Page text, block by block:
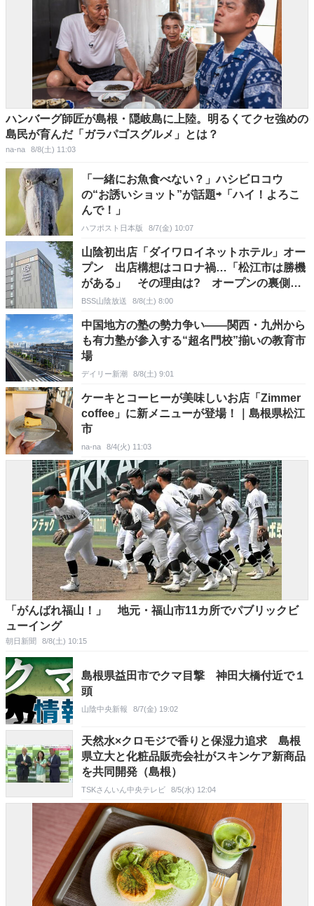
ハンバーグ師匠が島根・隠岐島に上陸。明るくてクセ強めの
島民が育んだ「ガラパゴスグルメ」とは？
na-na 8/8(土) 11:03
「一緒にお魚食べない？」ハシビロコウ
の“お誘いショット”が話題⇨「ハイ！よろこ
んで！」
ハフポスト日本版 8/7(金) 10:07
山陰初出店「ダイワロイネットホテル」オー
プン 出店構想はコロナ禍…「松江市は勝機
がある」 その理由は? オープンの裏側に
密着すると…
BSS山陰放送 8/8(土) 8:00
中国地方の塾の勢力争い――関西・九州から
も有力塾が参入する“超名門校”揃いの教育市
場
デイリー新潮 8/8(土) 9:01
ケーキとコーヒーが美味しいお店「Zimmer
coffee」に新メニューが登場！｜島根県松江
市
na-na 8/4(火) 11:03
「がんばれ福山！」 地元・福山市11カ所でパブリックビ
ューイング
朝日新聞 8/8(土) 10:15
島根県益田市でクマ目撃 神田大橋付近で１
頭
山陰中央新報 8/7(金) 19:02
天然水×クロモジで香りと保湿力追求 島根
県立大と化粧品販売会社がスキンケア新商品
を共同開発（島根）
TSKさんいん中央テレビ 8/5(水) 12:04